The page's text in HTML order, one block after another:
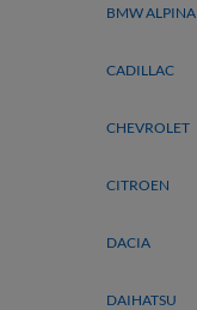
BMW ALPINA
CADILLAC
CHEVROLET
CITROEN
DACIA
DAIHATSU